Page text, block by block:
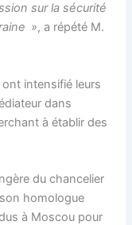
sur la sécurité
», a répété M.
ont intensifié leurs
dans
à établir des
du chancelier
homologue
à Moscou pour